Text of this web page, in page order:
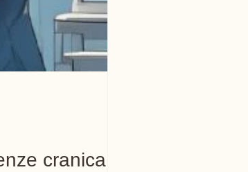
cranica,